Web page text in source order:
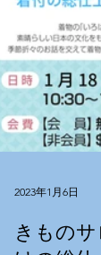
きもの
2023年1月6日